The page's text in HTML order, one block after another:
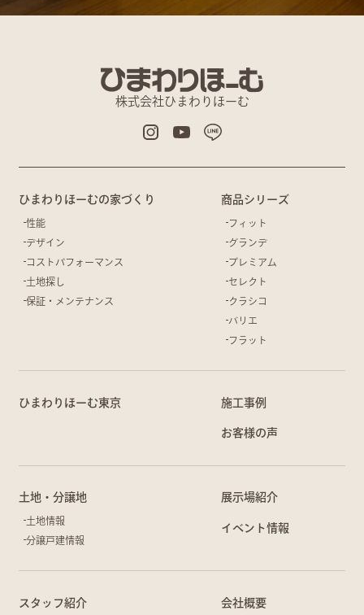
株式会社ひまわりほーむ
ひまわりほーむの家づくり
性能
デザイン
コストパフォーマンス
土地探し
保証・メンテナンス
商品シリーズ
フィット
グランデ
プレミアム
セレクト
クラシコ
バリエ
フラット
ひまわりほーむ東京 施工事例
お客様の声
土地・分譲地
土地情報
分譲戸建情報
展示場紹介
イベント情報
スタッフ紹介 会社概要